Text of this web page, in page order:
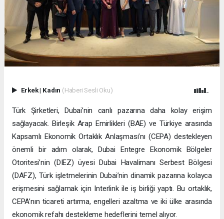
Erkek| Kadın (Haberi Sesli Oku)
Türk Şirketleri, Dubai’nin canlı pazarına daha kolay erişim
sağlayacak. Birleşik Arap Emirlikleri (BAE) ve Türkiye arasında
Kapsamlı Ekonomik Ortaklık Anlaşması’nı (CEPA) destekleyen
önemli bir adım olarak, Dubai Entegre Ekonomik Bölgeler
Otoritesi’nin (DIEZ) üyesi Dubai Havalimanı Serbest Bölgesi
(DAFZ), Türk işletmelerinin Dubai’nin dinamik pazarına kolayca
erişmesini sağlamak için Interlink ile iş birliği yaptı. Bu ortaklık,
CEPA’nın ticareti artırma, engelleri azaltma ve iki ülke arasında
ekonomik refahı destekleme hedeflerini temel alıyor.